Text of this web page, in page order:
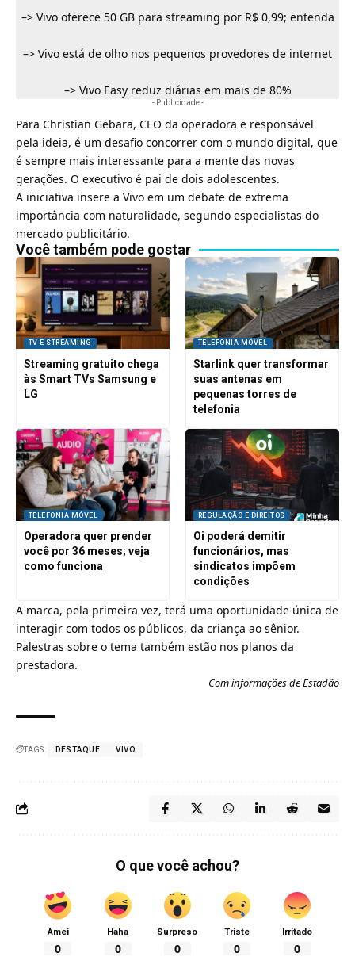
–> Vivo oferece 50 GB para streaming por R$ 0,99; entenda
–> Vivo está de olho nos pequenos provedores de internet
–> Vivo Easy reduz diárias em mais de 80%
- Publicidade -
Para Christian Gebara, CEO da operadora e responsável
pela ideia, é um desafio concorrer com o mundo digital, que
é sempre mais interessante para a mente das novas
gerações. O executivo é pai de dois adolescentes.
A iniciativa insere a Vivo em um debate de extrema
importância com naturalidade, segundo especialistas do
mercado publicitário.
Você também pode gostar
TV E STREAMING
Streaming gratuito chega
às Smart TVs Samsung e
LG
TELEFONIA MÓVEL
Starlink quer transformar
suas antenas em
pequenas torres de
telefonia
TELEFONIA MÓVEL
Operadora quer prender
você por 36 meses; veja
como funciona
REGULAÇÃO E DIREITOS
Oi poderá demitir
funcionários, mas
sindicatos impõem
condições
A marca, pela primeira vez, terá uma oportunidade única de
interagir com todos os públicos, da criança ao sênior.
Palestras sobre o tema também estão nos planos da
prestadora.
Com informações deEstadão
TAGS: DESTAQUE VIVO
O que você achou?
Amei
0
Haha
0
Surpreso
0
Triste
0
Irritado
0